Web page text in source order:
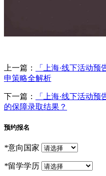
上一篇：
「上海·线下活动
申策略全解析
下一篇：
「上海·线下活动
的保障录取结果？
预约报名
*意向国家
*留学学历